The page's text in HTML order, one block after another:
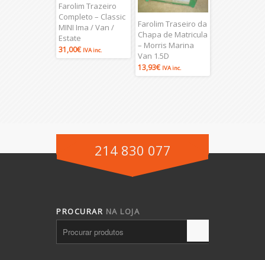
Farolim Trazeiro
Completo – Classic
MINI Ima / Van /
Estate
31,00€ IVA inc.
Farolim Traseiro da
Chapa de Matricula
– Morris Marina
Van 1.5D
13,93€ IVA inc.
214 830 077
PROCURAR NA LOJA